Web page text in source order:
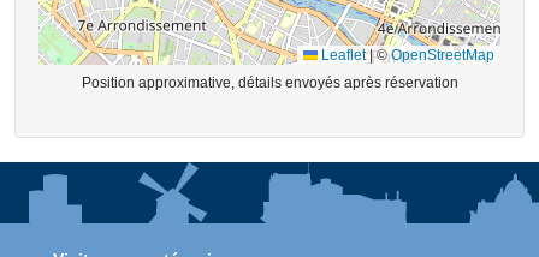
Leaflet |©OpenStreetMap
Position approximative, détails envoyés après réservation